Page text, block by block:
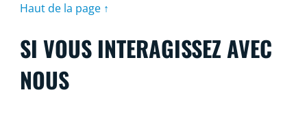
Haut de la page ↑
SI VOUS INTERAGISSEZ AVEC
NOUS